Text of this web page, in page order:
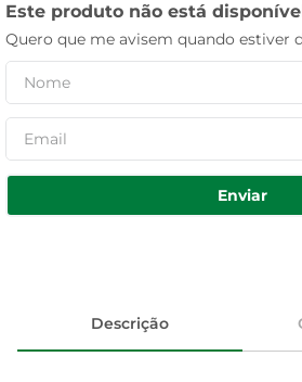
Este produto não está
Quero que me avisem quando estiver
Enviar
Descrição